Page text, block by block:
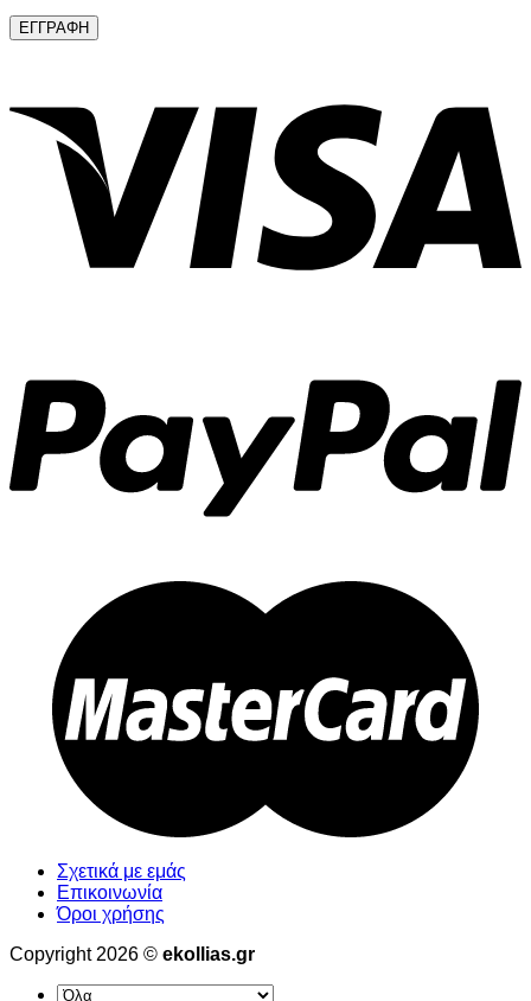
Σχετικά με εμάς
Επικοινωνία
Όροι χρήσης
Copyright 2026 © ekollias.gr